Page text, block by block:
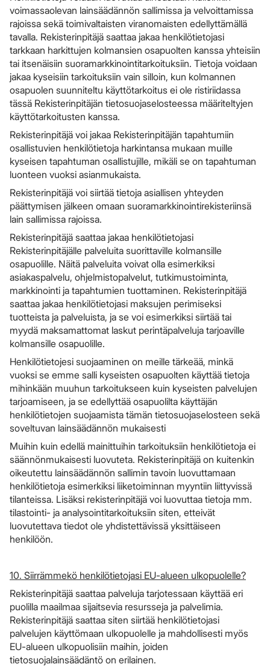
voimassaolevan lainsäädännön sallimissa ja velvoittamissa
rajoissa sekä toimivaltaisten viranomaisten edellyttämällä
tavalla. Rekisterinpitäjä saattaa jakaa henkilötietojasi
tarkkaan harkittujen kolmansien osapuolten kanssa yhteisiin
tai itsenäisiin suoramarkkinointitarkoituksiin. Tietoja voidaan
jakaa kyseisiin tarkoituksiin vain silloin, kun kolmannen
osapuolen suunniteltu käyttötarkoitus ei ole ristiriidassa
tässä Rekisterinpitäjän tietosuojaselosteessa määriteltyjen
käyttötarkoitusten kanssa.
Rekisterinpitäjä voi jakaa Rekisterinpitäjän tapahtumiin
osallistuvien henkilötietoja harkintansa mukaan muille
kyseisen tapahtuman osallistujille, mikäli se on tapahtuman
luonteen vuoksi asianmukaista.
Rekisterinpitäjä voi siirtää tietoja asiallisen yhteyden
päättymisen jälkeen omaan suoramarkkinointirekisteriinsä
lain sallimissa rajoissa.
Rekisterinpitäjä saattaa jakaa henkilötietojasi
Rekisterinpitäjälle palveluita suorittaville kolmansille
osapuolille. Näitä palveluita voivat olla esimerkiksi
asiakaspalvelu, ohjelmistopalvelut, tutkimustoiminta,
markkinointi ja tapahtumien tuottaminen. Rekisterinpitäjä
saattaa jakaa henkilötietojasi maksujen perimiseksi
tuotteista ja palveluista, ja se voi esimerkiksi siirtää tai
myydä maksamattomat laskut perintäpalveluja tarjoaville
kolmansille osapuolille.
Henkilötietojesi suojaaminen on meille tärkeää, minkä
vuoksi se emme salli kyseisten osapuolten käyttää tietoja
mihinkään muuhun tarkoitukseen kuin kyseisten palvelujen
tarjoamiseen, ja se edellyttää osapuolilta käyttäjän
henkilötietojen suojaamista tämän tietosuojaselosteen sekä
soveltuvan lainsäädännön mukaisesti
Muihin kuin edellä mainittuihin tarkoituksiin henkilötietoja ei
säännönmukaisesti luovuteta. Rekisterinpitäjä on kuitenkin
oikeutettu lainsäädännön sallimin tavoin luovuttamaan
henkilötietoja esimerkiksi liiketoiminnan myyntiin liittyvissä
tilanteissa. Lisäksi rekisterinpitäjä voi luovuttaa tietoja mm.
tilastointi- ja analysointitarkoituksiin siten, etteivät
luovutettava tiedot ole yhdistettävissä yksittäiseen
henkilöön.
10. Siirrämmekö henkilötietojasi EU-alueen ulkopuolelle?
Rekisterinpitäjä saattaa palveluja tarjotessaan käyttää eri
puolilla maailmaa sijaitsevia resursseja ja palvelimia.
Rekisterinpitäjä saattaa siten siirtää henkilötietojasi
palvelujen käyttömaan ulkopuolelle ja mahdollisesti myös
EU-alueen ulkopuolisiin maihin, joiden
tietosuojalainsäädäntö on erilainen.